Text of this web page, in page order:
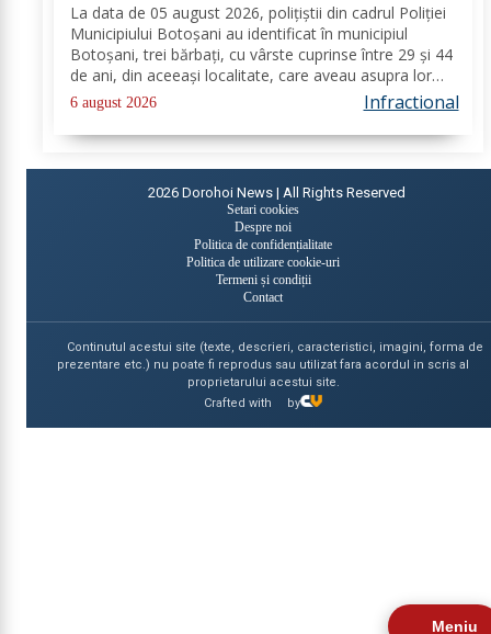
Meniu
La data de 05 august 2026, polițiștii din cadrul Poliției
Municipiului Botoșani au identificat în municipiul
Botoșani, trei bărbați, cu vârste cuprinse între 29 și 44
de ani, din aceeași localitate, care aveau asupra lor
substanțe psihoactive. În urma efectuării controlului
corporal asupra unuia...
6 august 2026 Infractional
2026 Dorohoi News | All Rights Reserved
Setari cookies
Despre noi
Politica de confidențialitate
Politica de utilizare cookie-uri
Termeni și condiții
Contact
Continutul acestui site (texte, descrieri, caracteristici, imagini, forma de
prezentare etc.) nu poate fi reprodus sau utilizat fara acordul in scris al
proprietarului acestui site.
Crafted with
by